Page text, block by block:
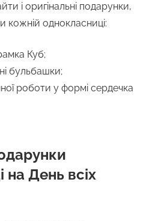
і оригінальні подарунки,
кожній однокласниці:
Куб;
бульбашки;
роботи у формі сердечка
на День всіх